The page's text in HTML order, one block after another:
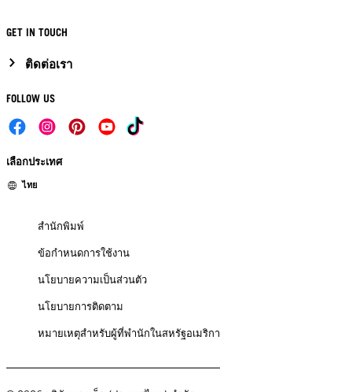
GET IN TOUCH
ติดต่อเรา
FOLLOW US
เลือกประเทศ
ไทย
สำนักพิมพ์
ข้อกำหนดการใช้งาน
นโยบายความเป็นส่วนตัว
นโยบายการติดตาม
หมายเหตุสำหรับผู้ที่พำนักในสหรัฐอเมริกา